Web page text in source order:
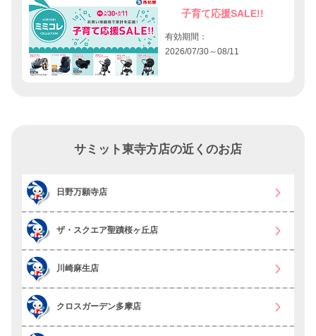
子育て応援SALE!!
有効期間：
2026/07/30～08/11
サミット東寺方店の近くのお店
日野万願寺店
ザ・スクエア聖蹟桜ヶ丘店
川崎麻生店
クロスガーデン多摩店